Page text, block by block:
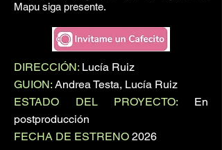
Mapu siga presente.
DIRECCIÓN: Lucía Ruiz
GUION: Andrea Testa, Lucía Ruiz
ESTADO DEL PROYECTO: En
postproducción
FECHA DE ESTRENO 2026